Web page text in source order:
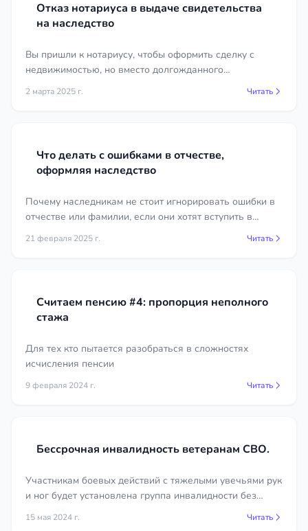
Отказ нотариуса в выдаче свидетельства
на наследство
Вы пришли к нотариусу, чтобы оформить сделку с
недвижимостью, но вместо долгожданного
свидетельства получили отказ. Причина — право
собственности не зарегистрировано.
2 марта 2025 г. Читать
Что делать с ошибками в отчестве,
оформляя наследство
Почему наследникам не стоит игнорировать ошибки в
отчестве или фамилии, если они хотят вступить в
наследство.
21 февраля 2025 г. Читать
Считаем пенсию #4: пропорция неполного
стажа
Для тех кто пытается разобраться в сложностях
исчисления пенсии
9 февраля 2024 г. Читать
Бессрочная инвалидность ветеранам СВО.
Участникам боевых действий с тяжелыми увечьями рук
и ног будет установлена группа инвалидности без
указания срока переосвидетельствования.
15 мая 2024 г. Читать